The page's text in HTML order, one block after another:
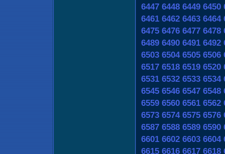
6447 6448 6449 6450
6461 6462 6463 6464
6475 6476 6477 6478
6489 6490 6491 6492
6503 6504 6505 6506
6517 6518 6519 6520
6531 6532 6533 6534
6545 6546 6547 6548
6559 6560 6561 6562
6573 6574 6575 6576
6587 6588 6589 6590
6601 6602 6603 6604
6615 6616 6617 6618